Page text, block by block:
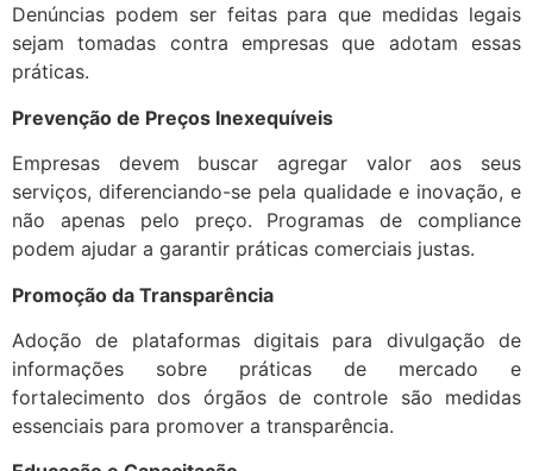
Denúncias podem ser feitas para que medidas legais
sejam tomadas contra empresas que adotam essas
práticas.
Prevenção de Preços Inexequíveis
Empresas devem buscar agregar valor aos seus
serviços, diferenciando-se pela qualidade e inovação, e
não apenas pelo preço. Programas de compliance
podem ajudar a garantir práticas comerciais justas.
Promoção da Transparência
Adoção de plataformas digitais para divulgação de
informações sobre práticas de mercado e
fortalecimento dos órgãos de controle são medidas
essenciais para promover a transparência.